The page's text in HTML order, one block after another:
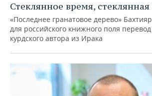
Стеклянное время, стеклянная
«Последнее гранатовое дерево»
для российского книжного поля
курдского автора из Ирака